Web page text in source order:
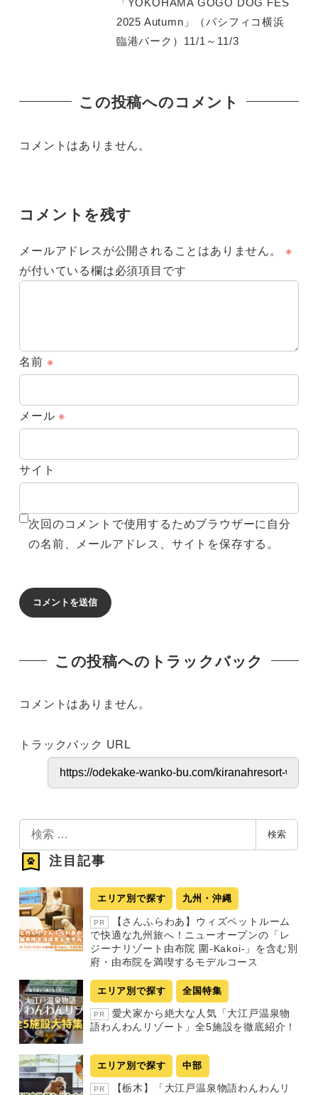
2025 Autumn」（パシフィコ横浜
臨港パーク）11/1～11/3
この投稿へのコメント
コメントはありません。
コメントを残す
メールアドレスが公開されることはありません。
※
が付いている欄は必須項目です
名前 ※
メール※
サイト
次回のコメントで使用するためブラウザーに自分
の名前、メールアドレス、サイトを保存する。
この投稿へのトラックバック
コメントはありません。
トラックバック URL
検
索
検索
注目記事
エリア別で探す 九州・沖縄
PR
【さんふらわあ】ウィズペットルーム
で快適な九州旅へ！ニューオープンの「レ
ジーナリゾート由布院 圍-Kakoi-」を含む別
府・由布院を満喫するモデルコース
エリア別で探す 全国特集
PR
愛犬家から絶大な人気「大江戸温泉物
語わんわんリゾート」全5施設を徹底紹介！
エリア別で探す 中部
PR
【栃木】「大江戸温泉物語わんわんリ